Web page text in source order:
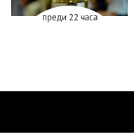
преди 22 часа